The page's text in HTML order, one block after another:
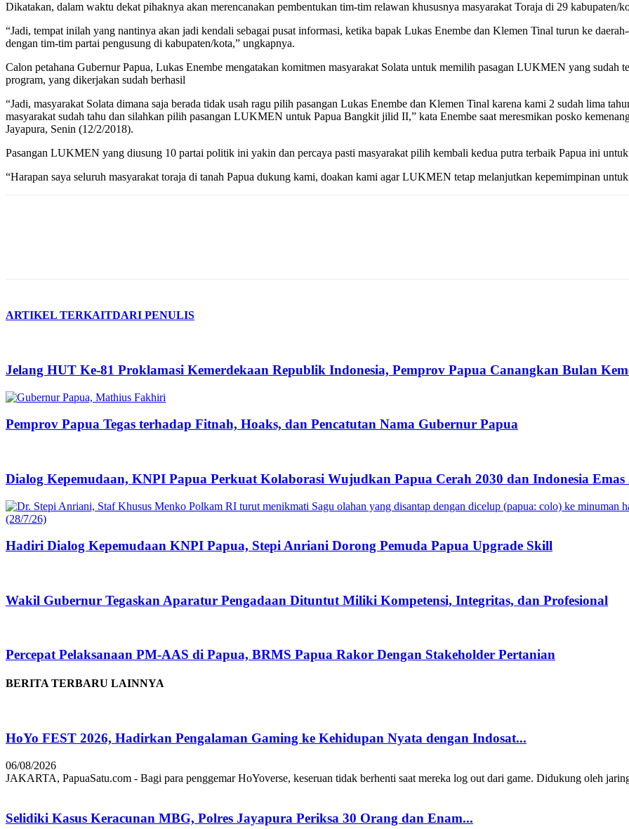
Dikatakan, dalam waktu dekat pihaknya akan merencanakan pembentukan tim-tim relawan khususnya masyarakat Toraja di 29 kabupaten/
“Jadi, tempat inilah yang nantinya akan jadi kendali sebagai pusat informasi, ketika bapak Lukas Enembe dan Klemen Tinal turun ke
dengan tim-tim partai pengusung di kabupaten/kota,” ungkapnya.
Calon petahana Gubernur Papua, Lukas Enembe mengatakan komitmen masyarakat Solata untuk memilih pasagan LUKMEN yang sudah
program, yang dikerjakan sudah berhasil
“Jadi, masyarakat Solata dimana saja berada tidak usah ragu pilih pasangan Lukas Enembe dan Klemen Tinal karena kami 2 sudah lima
masyarakat sudah tahu dan silahkan pilih pasangan LUKMEN untuk Papua Bangkit jilid II,” kata Enembe saat meresmikan posko
Jayapura, Senin (12/2/2018).
Pasangan LUKMEN yang diusung 10 partai politik ini yakin dan percaya pasti masyarakat pilih kembali kedua putra terbaik Papua ini
“Harapan saya seluruh masyarakat toraja di tanah Papua dukung kami, doakan kami agar LUKMEN tetap melanjutkan kepemimpinan
ARTIKEL TERKAITDARI PENULIS
Jelang HUT Ke-81 Proklamasi Kemerdekaan Republik Indonesia, Pemprov Papua Canangkan Bulan
Pemprov Papua Tegas terhadap Fitnah, Hoaks, dan Pencatutan Nama Gubernur Papua
Dialog Kepemudaan, KNPI Papua Perkuat Kolaborasi Wujudkan Papua Cerah 2030 dan Indonesia Emas
Hadiri Dialog Kepemudaan KNPI Papua, Stepi Anriani Dorong Pemuda Papua Upgrade Skill
Wakil Gubernur Tegaskan Aparatur Pengadaan Dituntut Miliki Kompetensi, Integritas, dan Profesional
Percepat Pelaksanaan PM-AAS di Papua, BRMS Papua Rakor Dengan Stakeholder Pertanian
BERITA TERBARU LAINNYA
HoYo FEST 2026, Hadirkan Pengalaman Gaming ke Kehidupan Nyata dengan Indosat...
06/08/2026
JAKARTA, PapuaSatu.com - Bagi para penggemar HoYoverse, keseruan tidak berhenti saat mereka log out dari game. Didukung oleh
Selidiki Kasus Keracunan MBG, Polres Jayapura Periksa 30 Orang dan Enam...